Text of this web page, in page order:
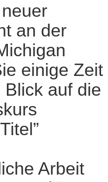
an der
einige Zeit
auf die
Arbeit